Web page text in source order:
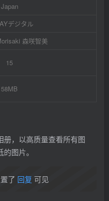
Japan
デジタル
森咲智美
15
58MB
册，以高质量查看所有图
图片。
了 回复 可见